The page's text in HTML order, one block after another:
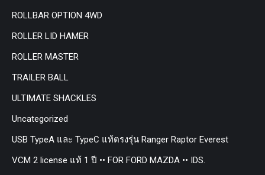
ROLLBAR OPTION 4WD
ROLLER LID HAMER
ROLLER MASTER
TRAILER BALL
ULTIMATE SHACKLES
Uncategorized
USB TypeA และ TypeC แท้ตรงรุ่น Ranger Raptor Everest
VCM 2 license แท้ 1 ปี •• FOR FORD MAZDA •• IDS.